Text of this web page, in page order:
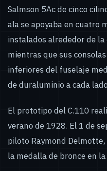
Salmson 5Ac de cinco
ala se apoyaba en cuatro
instalados alrededor de
mientras que sus
inferiores del fuselaje
de duraluminio a cada
El prototipo del C.110
verano de 1928. El 1 de
piloto Raymond
la medalla de bronce en la